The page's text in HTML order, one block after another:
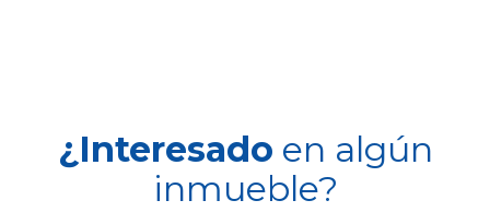
¿Interesado en algún
inmueble?